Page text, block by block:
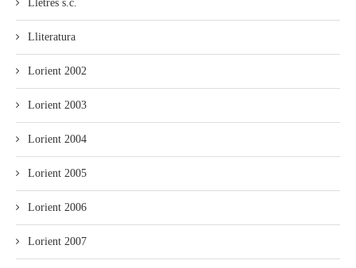
Lletres s.c.
Lliteratura
Lorient 2002
Lorient 2003
Lorient 2004
Lorient 2005
Lorient 2006
Lorient 2007